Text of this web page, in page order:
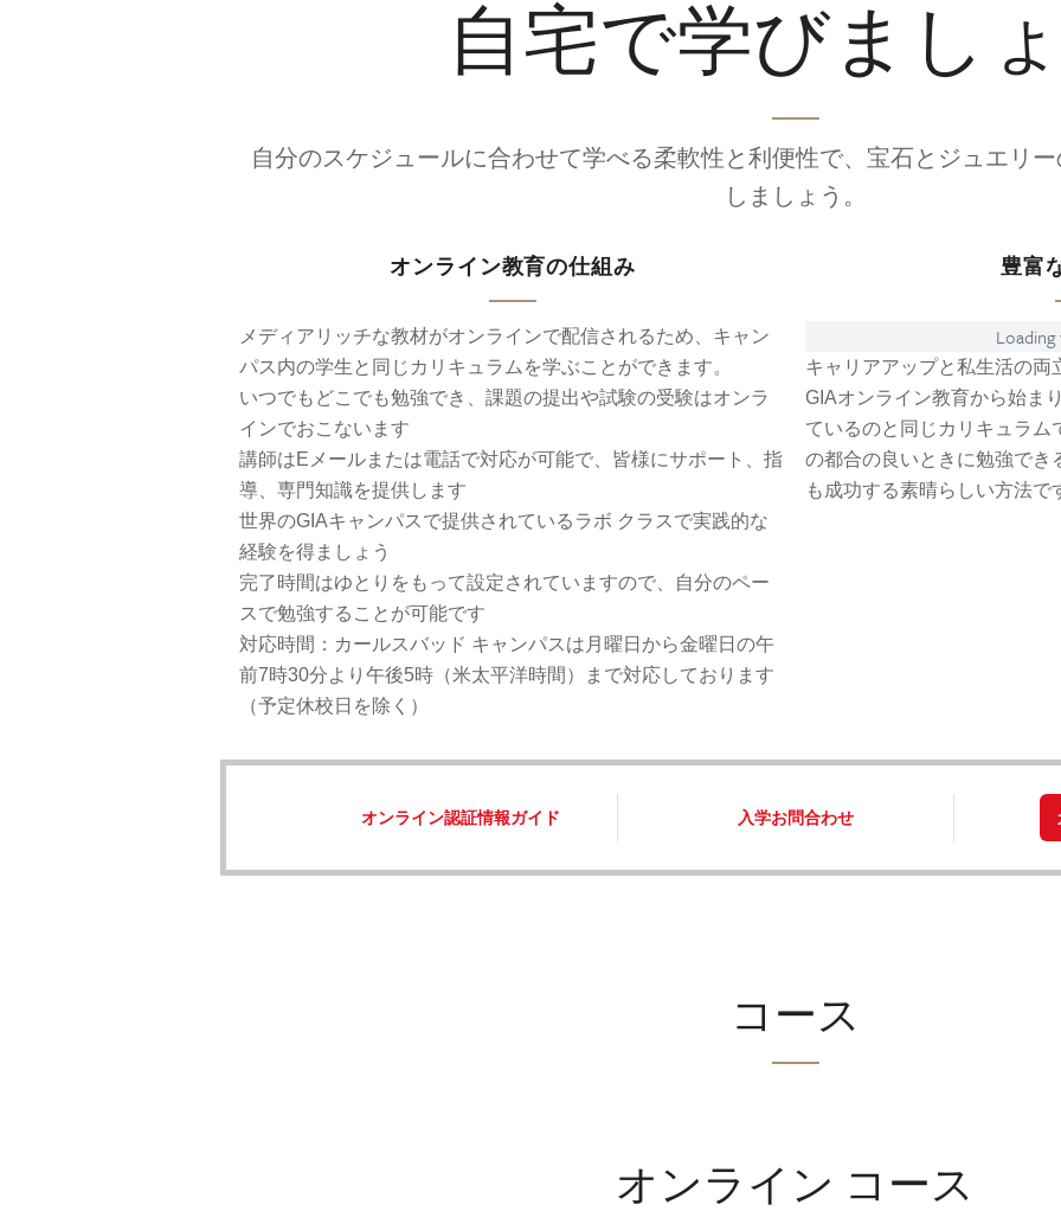
自宅で学びまし
自分のスケジュールに合わせて学べる柔軟性と利便性で、宝石とジュエリ
しましょう。
オンライン教育の仕組み
メディアリッチな教材がオンラインで配信されるため、キャン
パス内の学生と同じカリキュラムを学ぶことができます。
いつでもどこでも勉強でき、課題の提出や試験の受験はオンラ
インでおこないます
講師はEメールまたは電話で対応が可能で、皆様にサポート、指
導、専門知識を提供します
世界のGIAキャンパスで提供されているラボ クラスで実践的な
経験を得ましょう
完了時間はゆとりをもって設定されていますので、自分のペー
スで勉強することが可能です
対応時間：カールスバッド キャンパスは月曜日から金曜日の午
前7時30分より午後5時（米太平洋時間）まで対応しております
（予定休校日を除く）
豊富
Loading
キャリアアップと私生活の
GIAオンライン教育から始ま
ているのと同じカリキュラム
の都合の良いときに勉強でき
も成功する素晴らしい方法で
オンライン認証情報ガイド 入学お問合わせ
コー​​ス
オンライン コース